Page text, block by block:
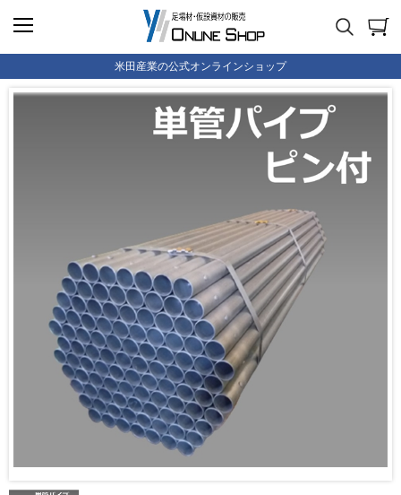
米田産業の公式オンラインショップ